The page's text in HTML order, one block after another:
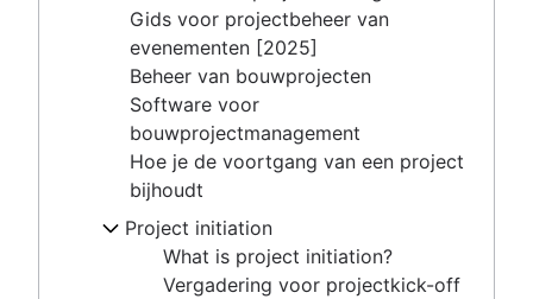
Vergadering voor projectkick-off
Projectdoelstellingen
Project milestones
Te leveren producten van een project
Acceptatiecriteria
In kaart brengen van belanghebbenden:
definitie, voordelen en voorbeelden
Scope van het project
Drievoudige beperkingen
Business case
Gids voor projectbeheer van
evenementen [2025]
Beheer van bouwprojecten
Software voor
bouwprojectmanagement
Hoe je de voortgang van een project
bijhoudt
Project initiation
What is project initiation?
Vergadering voor projectkick-off